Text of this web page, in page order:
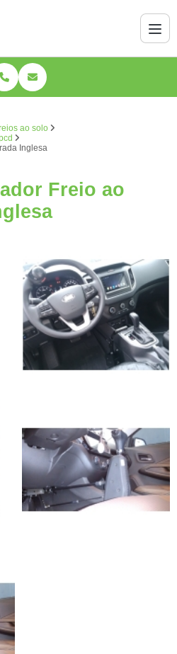
ao solo
Inglesa
Freio ao